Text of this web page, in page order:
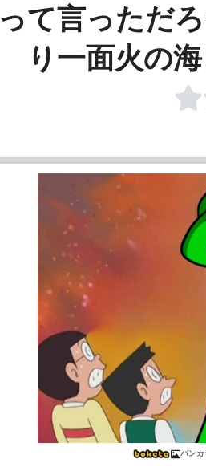
って言っただ
り一面火の
バン